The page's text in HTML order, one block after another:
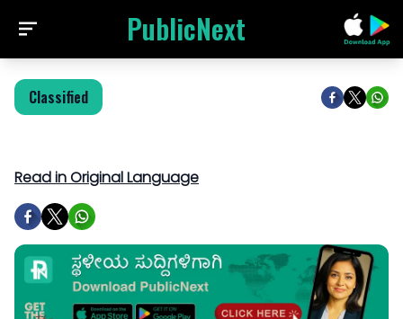
PublicNext
Classified
Read in Original Language